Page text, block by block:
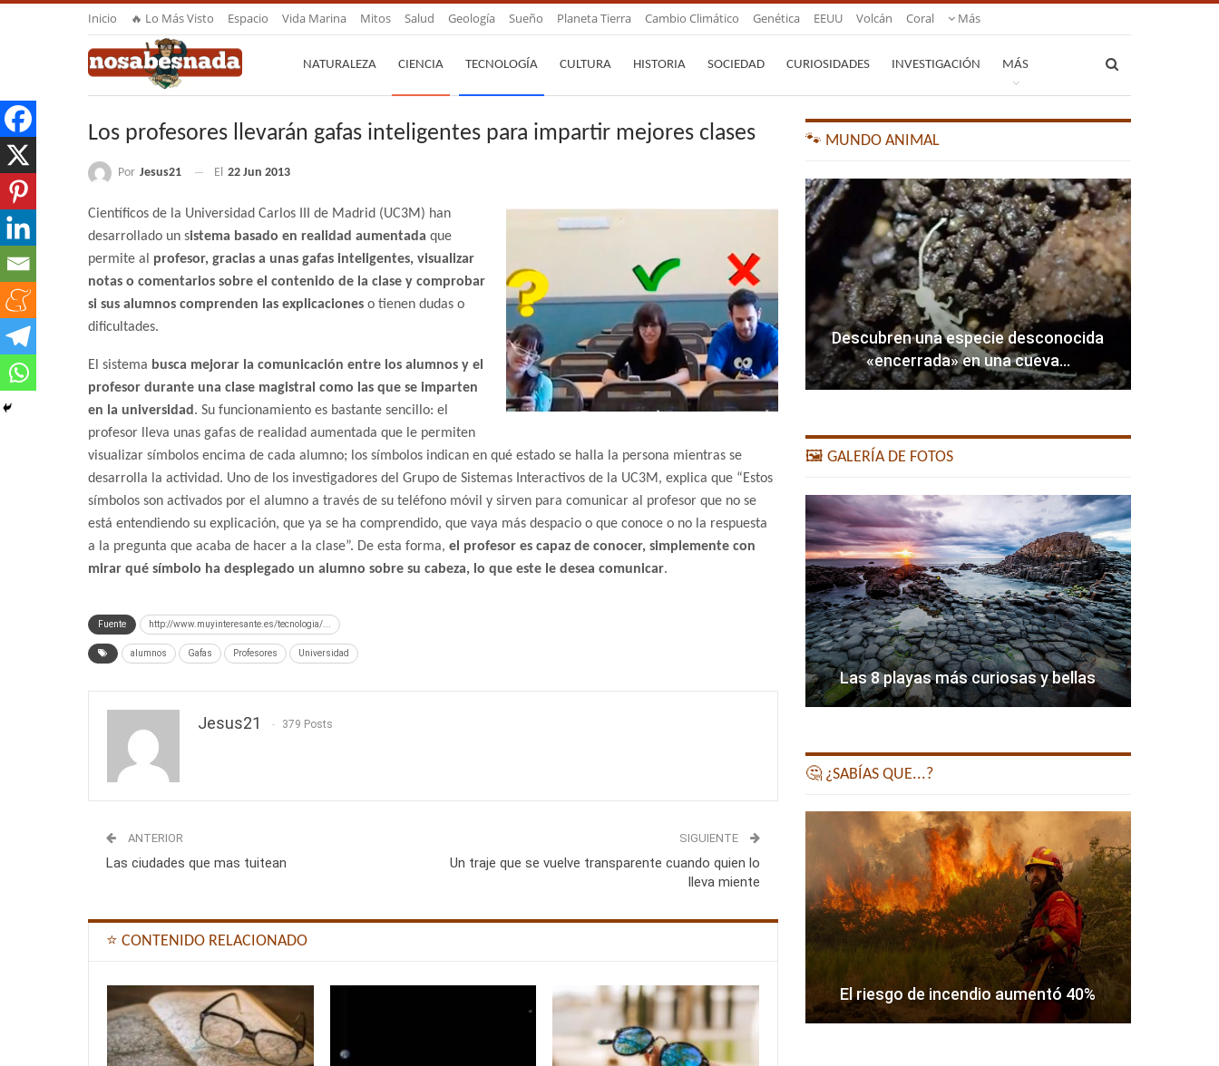
Inicio 🔥 Lo Más Visto Espacio Vida Marina Mitos Salud Geología Sueño Planeta Tierra Cambio Climático Genética EEUU Volcán Coral Más
NATURALEZA CIENCIA TECNOLOGÍA CULTURA HISTORIA SOCIEDAD CURIOSIDADES INVESTIGACIÓN MÁS
Los profesores llevarán gafas inteligentes para impartir mejores clases
Por Jesus21 El 22 Jun 2013
Científicos de la Universidad Carlos III de Madrid (UC3M) han
desarrollado un sistema basado en realidad aumentada que
permite al profesor, gracias a unas gafas inteligentes, visualizar
notas o comentarios sobre el contenido de la clase y comprobar
si sus alumnos comprenden las explicaciones o tienen dudas o
dificultades.
El sistema busca mejorar la comunicación entre los alumnos y el
profesor durante una clase magistral como las que se imparten
en la universidad. Su funcionamiento es bastante sencillo: el
profesor lleva unas gafas de realidad aumentada que le permiten
visualizar símbolos encima de cada alumno; los símbolos indican en qué estado se halla la persona mientras se
desarrolla la actividad. Uno de los investigadores del Grupo de Sistemas Interactivos de la UC3M, explica que “Estos
símbolos son activados por el alumno a través de su teléfono móvil y sirven para comunicar al profesor que no se
está entendiendo su explicación, que ya se ha comprendido, que vaya más despacio o que conoce o no la respuesta
a la pregunta que acaba de hacer a la clase”. De esta forma, el profesor es capaz de conocer, simplemente con
mirar qué símbolo ha desplegado un alumno sobre su cabeza, lo que este le desea comunicar.
Fuente http://www.muyinteresante.es/tecnologia/...
alumnos Gafas Profesores Universidad
Jesus21 379 Posts
ANTERIOR
Las ciudades que mas tuitean
SIGUIENTE
Un traje que se vuelve transparente cuando quien lo
lleva miente
⭐ CONTENIDO RELACIONADO
🐾 MUNDO ANIMAL
Descubren una especie desconocida
«encerrada» en una cueva…
🖼️ GALERÍA DE FOTOS
Las 8 playas más curiosas y bellas
🤔 ¿SABÍAS QUE...?
El riesgo de incendio aumentó 40%